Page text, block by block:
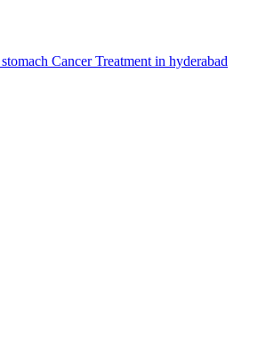
Cancer Treatment in hyderabad